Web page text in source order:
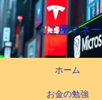
ここ屋マネ
ホーム
お金の勉強